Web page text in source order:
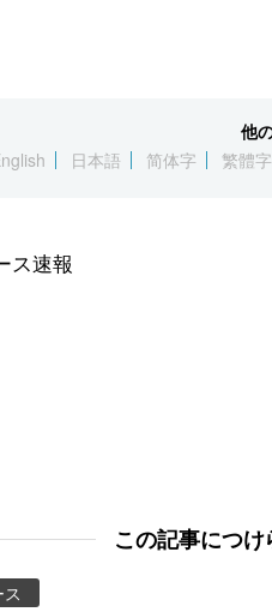
他
日本語 简体字 繁體字
ス速報
この記事につ